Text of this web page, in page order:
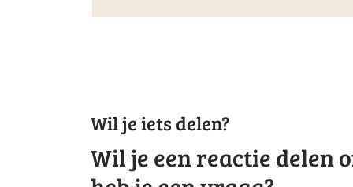
Wil je iets delen?
Wil je een reactie delen